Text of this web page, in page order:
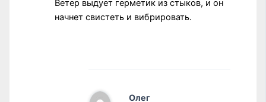
Ветер выдует герметик из стыков, и он
начнет свистеть и вибрировать.
Олег